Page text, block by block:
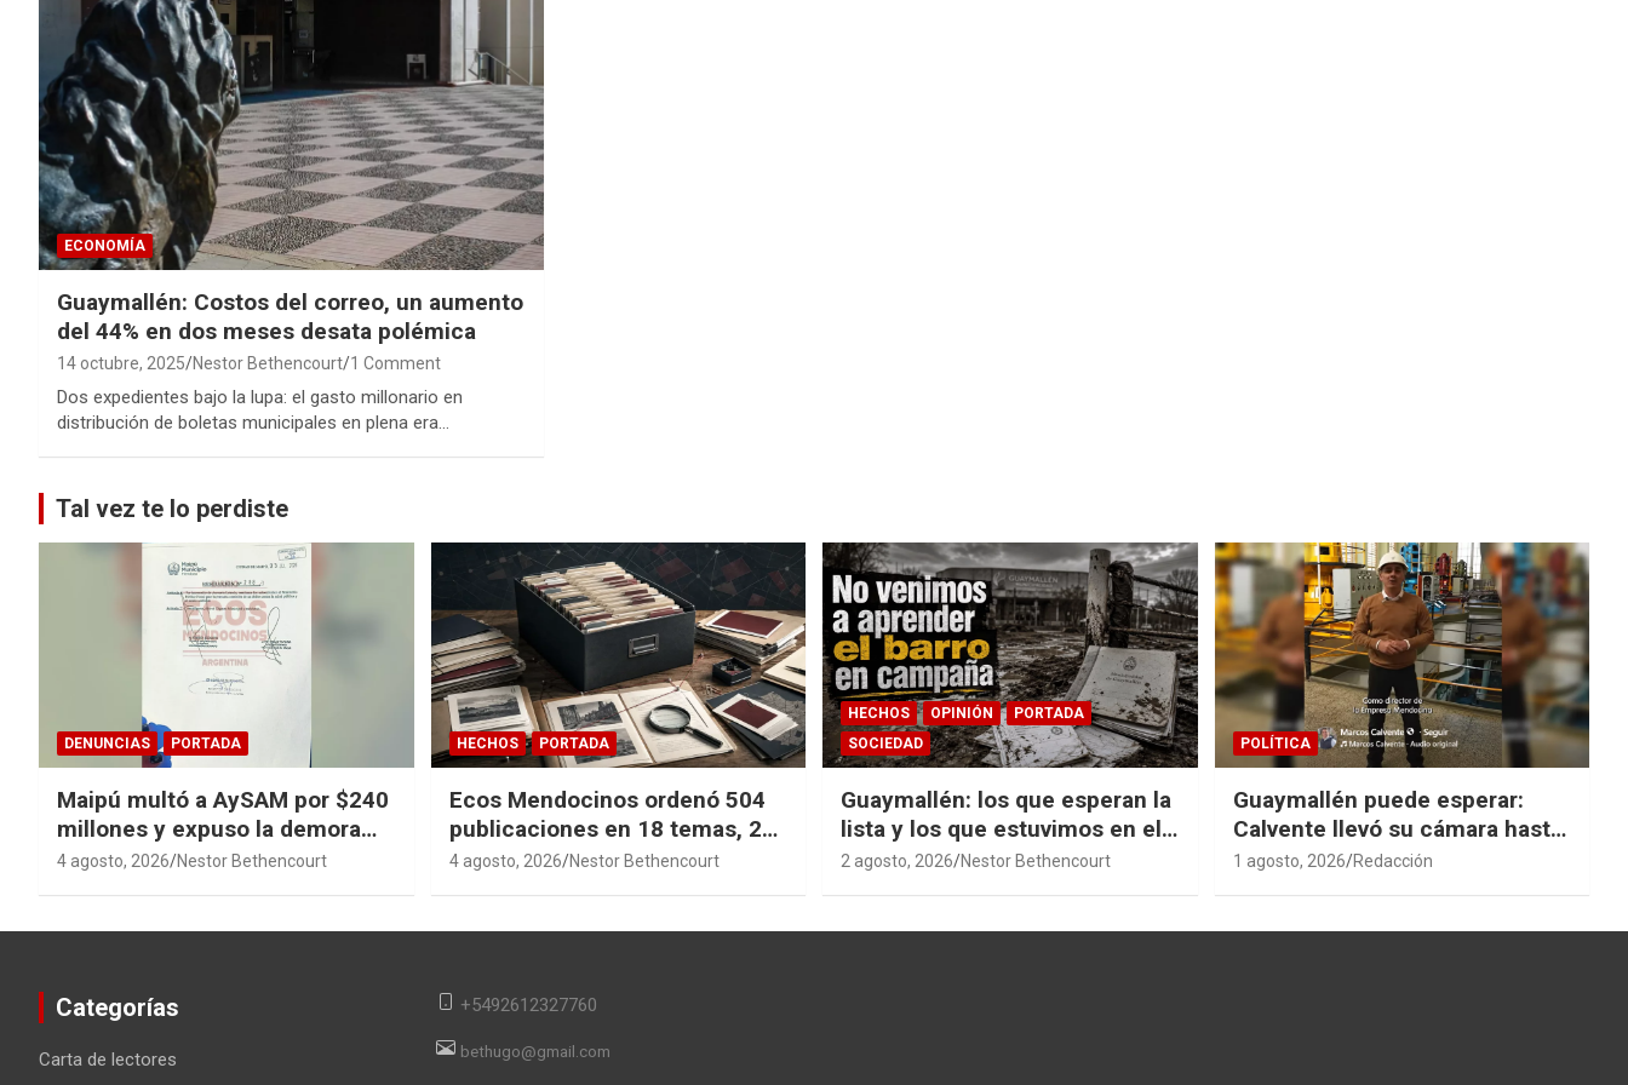
ECONOMÍA
Guaymallén: Costos del correo, un aumento
del 44% en dos meses desata polémica
14 octubre, 2025 Nestor Bethencourt 1 Comment
Dos expedientes bajo la lupa: el gasto millonario en
distribución de boletas municipales en plena era…
Tal vez te lo perdiste
DENUNCIAS PORTADA
Maipú multó a AySAM por $240
millones y expuso la demora
cloacal en Guaymallén
4 agosto, 2026 Nestor Bethencourt
HECHOS PORTADA
Ecos Mendocinos ordenó 504
publicaciones en 18 temas, 27
sagas y 14 índices para
4 agosto, 2026 Nestor Bethencourt
HECHOS OPINIÓN
PORTADA
SOCIEDAD
Guaymallén: los que esperan la
lista y los que estuvimos en el
barro
2 agosto, 2026 Nestor Bethencourt
POLÍTICA
Guaymallén puede esperar:
Calvente llevó su cámara hasta
San Rafael
1 agosto, 2026 Redacción
Categorías
Carta de lectores
+5492612327760
bethugo@gmail.com